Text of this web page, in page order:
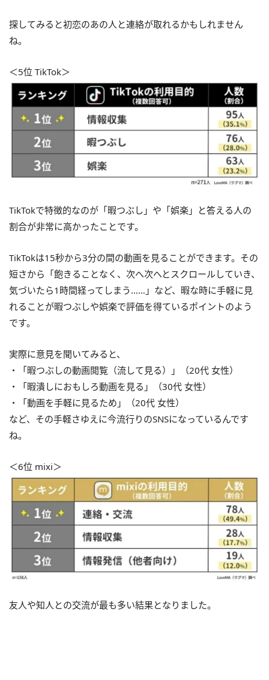
探してみると初恋のあの人と連絡が取れるかもしれません
ね。
＜5位 TikTok＞
TikTokで特徴的なのが「暇つぶし」や「娯楽」と答える人の
割合が非常に高かったことです。
TikTokは15秒から3分の間の動画を見ることができます。その
短さから「飽きることなく、次へ次へとスクロールしていき、
気づいたら1時間経ってしまう……」など、暇な時に手軽に見
れることが暇つぶしや娯楽で評価を得ているポイントのよう
です。
実際に意見を聞いてみると、
・「暇つぶしの動画閲覧（流して見る）」（20代 女性）
・「暇潰しにおもしろ動画を見る」（30代 女性）
・「動画を手軽に見るため」（20代 女性）
など、その手軽さゆえに今流行りのSNSになっているんです
ね。
＜6位 mixi＞
友人や知人との交流が最も多い結果となりました。